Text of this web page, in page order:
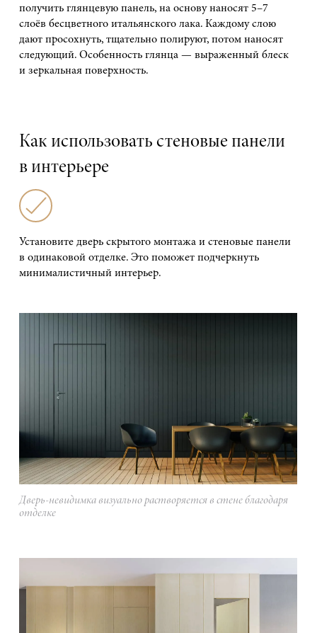
получить глянцевую панель, на основу наносят 5–7
слоёв бесцветного итальянского лака. Каждому слою
дают просохнуть, тщательно полируют, потом наносят
следующий. Особенность глянца — выраженный блеск
и зеркальная поверхность.
Как использовать стеновые панели
в интерьере
Установите дверь скрытого монтажа и стеновые панели
в одинаковой отделке. Это поможет подчеркнуть
минималистичный интерьер.
Дверь-невидимка визуально растворяется в стене благодаря
отделке